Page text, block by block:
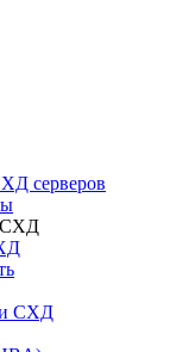
серверов
и СХД